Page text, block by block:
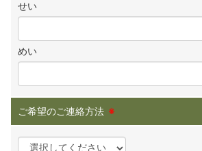
せい
めい
ご希望のご連絡方法 ※